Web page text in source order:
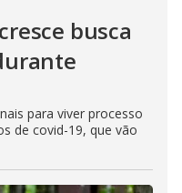
busca
para viver processo
de covid-19, que vão